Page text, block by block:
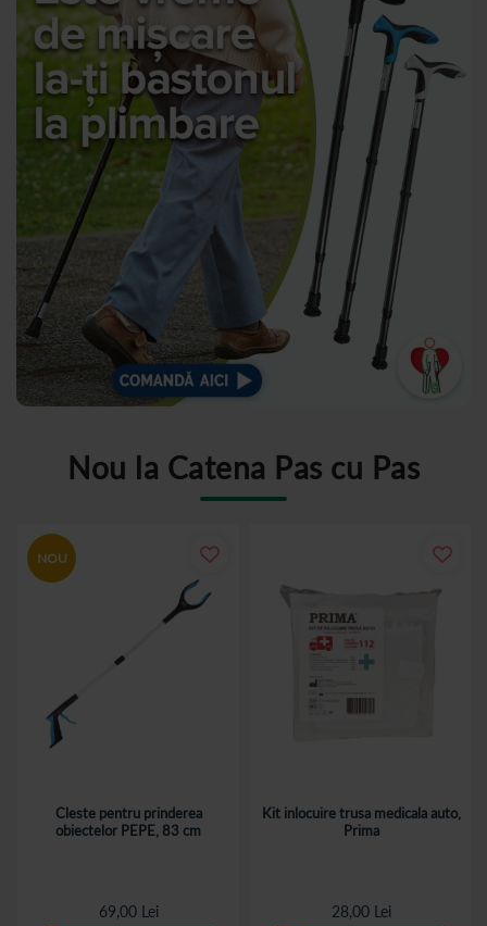
Nou la Catena Pas cu Pas
NOU
Cleste pentru prinderea
obiectelor PEPE, 83 cm
69,00 Lei
Kit inlocuire trusa medicala auto,
Prima
28,00 Lei